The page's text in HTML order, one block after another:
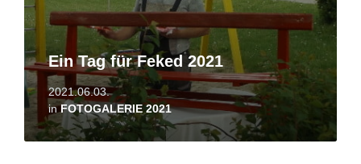
Ein Tag für Feked 2021
2021.06.03.
inFOTOGALERIE 2021